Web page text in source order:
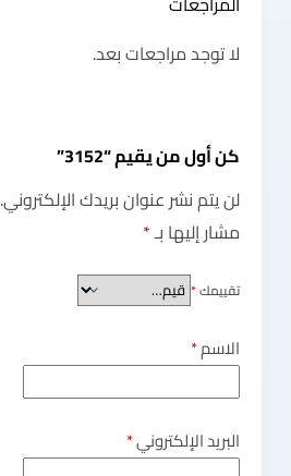
لا توجد مراجعات بعد.
كن أول من يقيم “3152”
لن يتم نشر عنوان بريدك الإلكتروني.
مشار إليها بـ*
تقييمك*
الاسم*
البريد الإلكتروني*